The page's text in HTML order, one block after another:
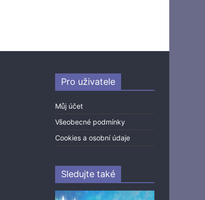
Pro uživatele
Můj účet
Všeobecné podmínky
Cookies a osobní údaje
Sledujte také